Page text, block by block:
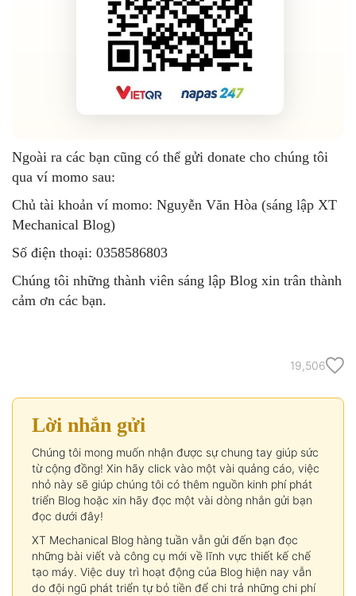
Ngoài ra các bạn cũng có thể gửi donate cho chúng tôi
qua ví momo sau:
Chủ tài khoản ví momo: Nguyễn Văn Hòa (sáng lập XT
Mechanical Blog)
Số điện thoại: 0358586803
Chúng tôi những thành viên sáng lập Blog xin trân thành
cảm ơn các bạn.
19,506
Lời nhắn gửi
Chúng tôi mong muốn nhận được sự chung tay giúp sức
từ cộng đồng! Xin hãy click vào một vài quảng cáo, việc
nhỏ này sẽ giúp chúng tôi có thêm nguồn kinh phí phát
triển Blog hoặc xin hãy đọc một vài dòng nhắn gửi bạn
đọc dưới đây!
XT Mechanical Blog hàng tuần vẫn gửi đến bạn đọc
những bài viết và công cụ mới về lĩnh vực thiết kế chế
tạo máy. Việc duy trì hoạt động của Blog hiện nay vẫn
do đội ngũ phát triển tự bỏ tiền để chi trả những chi phí